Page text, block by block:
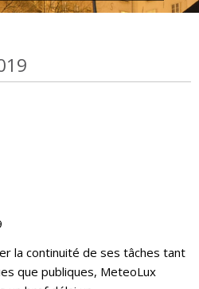
la continuité de ses tâches tant
que publiques, MeteoLux